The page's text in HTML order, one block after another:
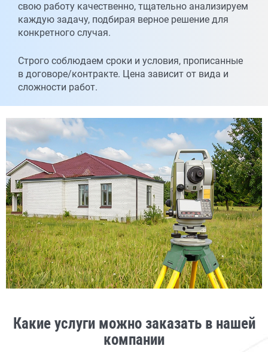
свою работу качественно, тщательно анализируем
каждую задачу, подбирая верное решение для
конкретного случая.
Строго соблюдаем сроки и условия, прописанные
в договоре/контракте. Цена зависит от вида и
сложности работ.
Какие услуги можно заказать в нашей
компании